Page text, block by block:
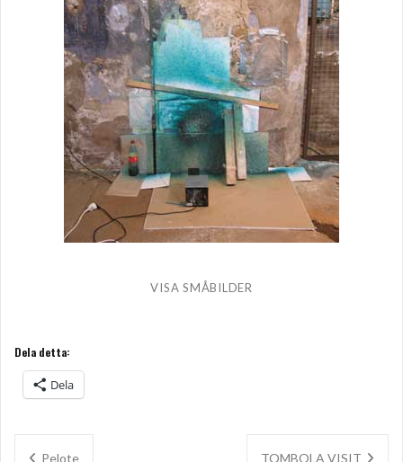
VISA SMÅBILDER
Dela detta:
Dela
Inläggsnavigering
Pelote TOMBOLA VISIT